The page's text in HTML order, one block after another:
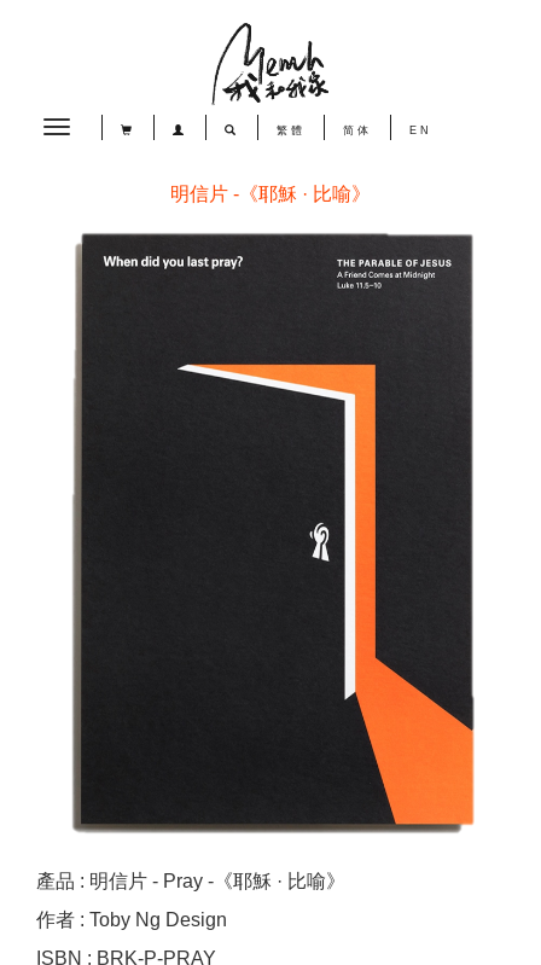
Toggle
繁體 简体 EN
明信片 -《耶穌 · 比喻》
產品 : 明信片 - Pray -《耶穌 · 比喻》
作者 : Toby Ng Design
ISBN : BRK-P-PRAY